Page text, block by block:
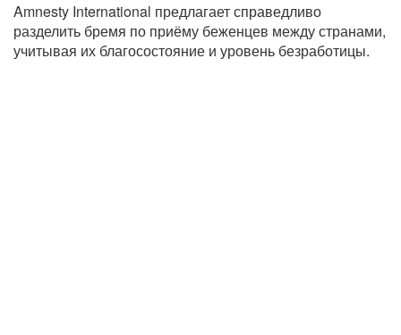
Amnesty International предлагает справедливо
разделить бремя по приёму беженцев между странами,
учитывая их благосостояние и уровень безработицы.